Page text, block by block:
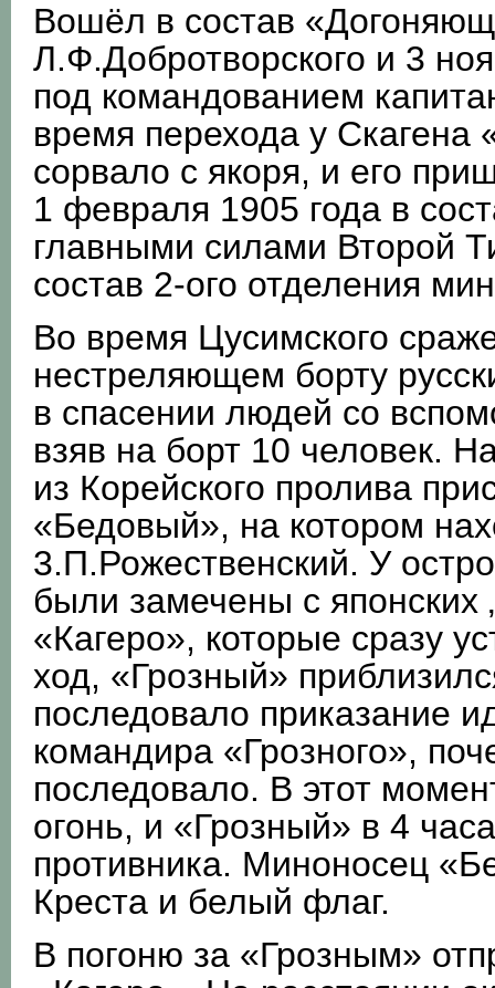
Вошёл в состав
Л.Ф.Добротворского и 3
под командованием
время перехода у
сорвало с якоря, и его
1 февраля 1905 года в
главными силами Второй
состав 2-ого отделения
Во время Цусимского
нестреляющем борту
в спасении людей со
взяв на борт 10 человек.
из Корейского пролива
«Бедовый», на котором
3.П.Рожественский. У
были замечены с японских
«Кагеро», которые сразу
ход, «Грозный»
последовало приказание
командира «Грозного»,
последовало. В этот
огонь, и «Грозный» в 4
противника. Миноносец
Креста и белый флаг.
В погоню за «Грозным»